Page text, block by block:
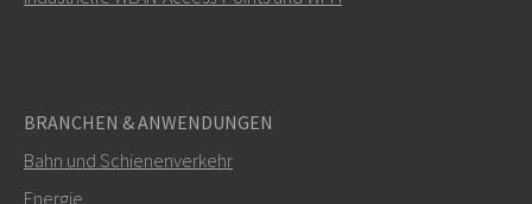
BRANCHEN & ANWENDUNGEN
Bahn und Schienenverkehr
Energie